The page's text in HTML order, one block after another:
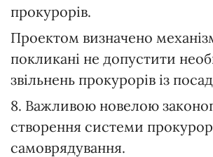
прокурорів.
Проектом визначено
покликані не допустити
звільнень прокурорів із
8. Важливою новелою
створення системи
самоврядування.